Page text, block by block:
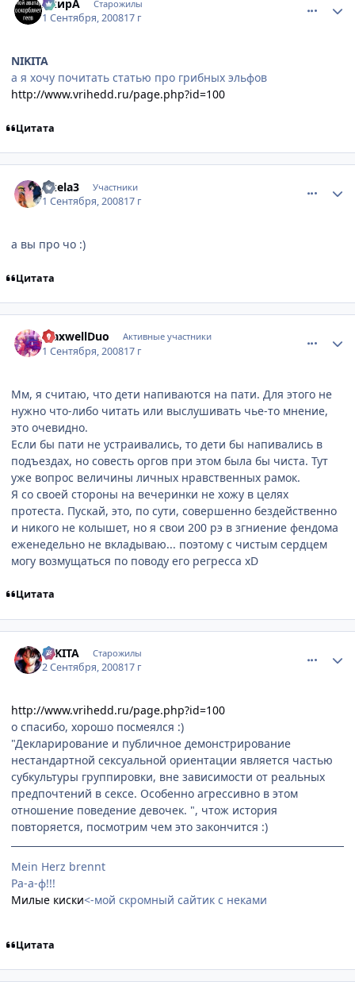
АкирА Старожилы
1 Сентября, 200817 г
NIKITA
а я хочу почитать статью про грибных эльфов
http://www.vrihedd.ru/page.php?id=100
Цитата
Akela3 Участники
1 Сентября, 200817 г
а вы про чо :)
Цитата
MaxwellDuo Активные участники
1 Сентября, 200817 г
Мм, я считаю, что дети напиваются на пати. Для этого не
нужно что-либо читать или выслушивать чье-то мнение,
это очевидно.
Если бы пати не устраивались, то дети бы напивались в
подъездах, но совесть оргов при этом была бы чиста. Тут
уже вопрос величины личных нравственных рамок.
Я со своей стороны на вечеринки не хожу в целях
протеста. Пускай, это, по сути, совершенно бездейственно
и никого не колышет, но я свои 200 рэ в згниение фендома
еженедельно не вкладываю... поэтому с чистым сердцем
могу возмущаться по поводу его регресса xD
Цитата
NIKITA Старожилы
2 Сентября, 200817 г
http://www.vrihedd.ru/page.php?id=100
о спасибо, хорошо посмеялся :)
"Декларирование и публичное демонстрирование
нестандартной сексуальной ориентации является частью
субкультуры группировки, вне зависимости от реальных
предпочтений в сексе. Особенно агрессивно в этом
отношение поведение девочек. ", чтож история
повторяется, посмотрим чем это закончится :)
Mein Herz brennt
Ра-а-ф!!!
Милые киски<-мой скромный сайтик с неками
Цитата